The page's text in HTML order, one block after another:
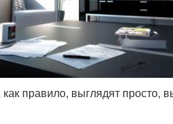
правило, выглядят просто,